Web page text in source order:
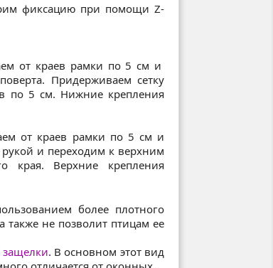
фиксацию при помощи Z-
от краев рамки по 5 см и
Придерживаем сетку
по 5 см. Нижние крепления
от краев рамки по 5 см и
и переходим к верхним
края. Верхние крепления
более плотного
также не позволит птицам ее
. В основном этот вид